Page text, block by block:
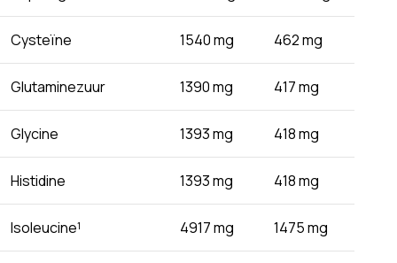
Cysteïne 1540 mg 462 mg
Glutaminezuur 1390 mg 417 mg
Glycine 1393 mg 418 mg
Histidine 1393 mg 418 mg
Isoleucine¹ 4917 mg 1475 mg